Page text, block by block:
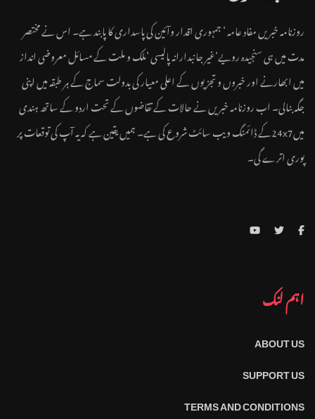
روزنامہ خبریں مفاد عامہ ‘ جمہوری اقدار وآئین کی پاسداری کا پابند ہے۔ اس نے مختصر
مدت میں ہی سنجیدہ رویے‘غیر جانبدارانہ پالیسی ‘ملک و ملت کے مسائل معروضی انداز
میں ابھارنے اور خبروں و تجزیوں کے اعلی معیار کی بدولت سماج کے ہر طبقہ میں اپنی
جگہ بنالی۔ اب روزنامہ خبریں نے حالات کے تقاضوں کے تحت اردو کے ساتھ ہندی
میں24x7کے ڈائمنگ ویب سائٹ شروع کی ہے۔ ہمیں یقین ہے کہ یہ آپ کی توقعات پر
پوری اترے گی۔
اہم لنک
ABOUT US
SUPPORT US
TERMS AND CONDITIONS